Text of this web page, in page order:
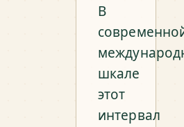
В
шкале
этот
интервал